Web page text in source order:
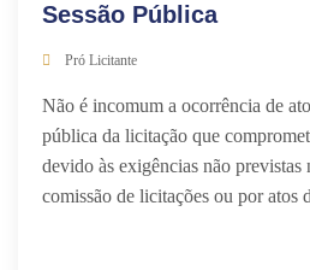
Sessão Pública
Pró Licitante
Não é incomum a ocorrência de
pública da licitação que
devido às exigências não previstas
comissão de licitações ou por atos